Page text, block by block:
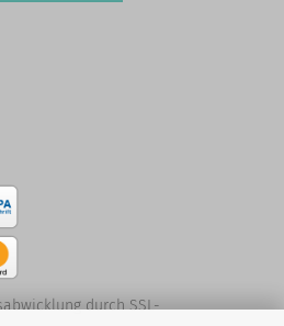
durch SSL-